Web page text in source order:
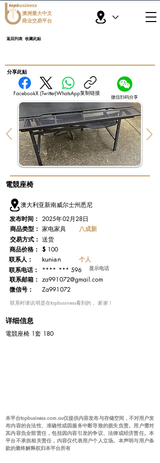
topbusiness
澳洲最大中文
商业交易平台
返回列表 收藏此贴
​分享此贴
FacebookX (Twitter)WhatsApp复制链接
微信扫码分享
電競座椅
澳大利亚新南威尔士州悉尼
发布时间： 2025年02月28日
​商品类型： 家电家具
八成新
交易方式： 送货
​商品价格： $ 100
联系人：
kunian 个人
联系电话： **** *** 596 显示电话
​联系邮箱： za991072@gmail.com
微信号：
Za991072
​联系时请说明是在topbusiness看到的， 谢谢！
详细信息
電競座椅 1套 180
本平台topbusiness.com.au仅提供内容发布与存储空间，不对用户发
布内容的合法性、准确性或因服务中断导致的损失负责。用户需对
其内容负全部责任，包括因内容引发的争议、法律或经济责任。本
平台不承担相关责任，内容仅代表用户个人立场。本声明与用户条
款的最终解释权归本平台所有